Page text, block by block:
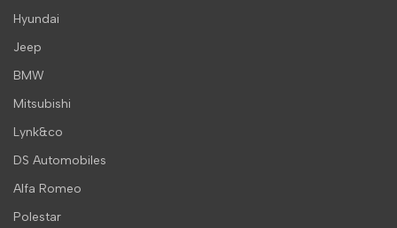
Hyundai
Jeep
BMW
Mitsubishi
Lynk&co
DS Automobiles
Alfa Romeo
Polestar